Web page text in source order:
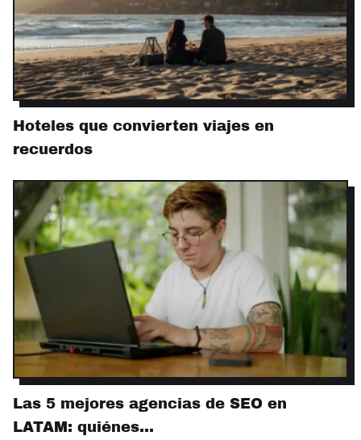
Hoteles que convierten viajes en
recuerdos
Las 5 mejores agencias de SEO en
LATAM: quiénes…